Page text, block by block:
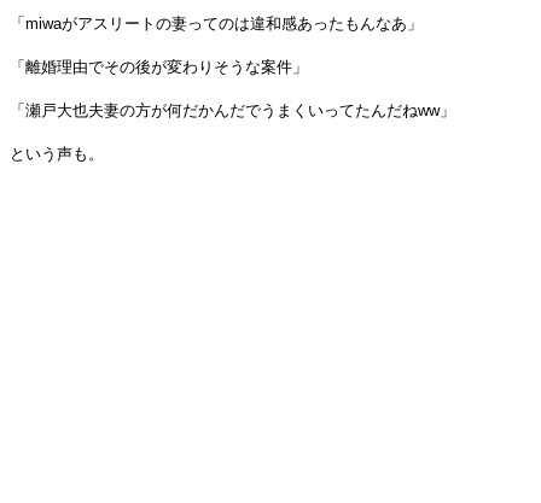
「miwaがアスリートの妻ってのは違和感あったもんなあ」
「離婚理由でその後が変わりそうな案件」
「瀬戸大也夫妻の方が何だかんだでうまくいってたんだねww」
という声も。